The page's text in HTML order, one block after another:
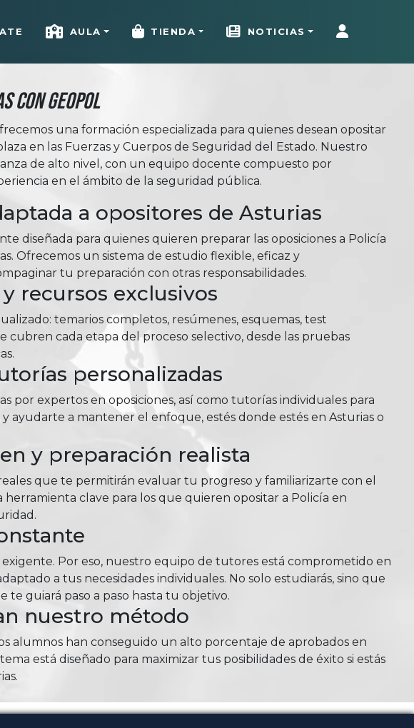
AULA TIENDA NOTICIAS
con Geopol
una formación especializada para quienes desean opositar
en las Fuerzas y Cuerpos de Seguridad del Estado. Nuestro
de alto nivel, con un equipo docente compuesto por
en el ámbito de la seguridad pública.
a opositores de Asturias
diseñada para quienes quieren preparar las oposiciones a Policía
Ofrecemos un sistema de estudio flexible, eficaz y
tu preparación con otras responsabilidades.
recursos exclusivos
temarios completos, resúmenes, esquemas, test
cubren cada etapa del proceso selectivo, desde las pruebas
personalizadas
por expertos en oposiciones, así como tutorías individuales para
ayudarte a mantener el enfoque, estés donde estés en Asturias o
y preparación realista
que te permitirán evaluar tu progreso y familiarizarte con el
herramienta clave para los que quieren opositar a Policía en
Por eso, nuestro equipo de tutores está comprometido en
a tus necesidades individuales. No solo estudiarás, sino que
te guiará paso a paso hasta tu objetivo.
nuestro método
alumnos han conseguido un alto porcentaje de aprobados en
está diseñado para maximizar tus posibilidades de éxito si estás